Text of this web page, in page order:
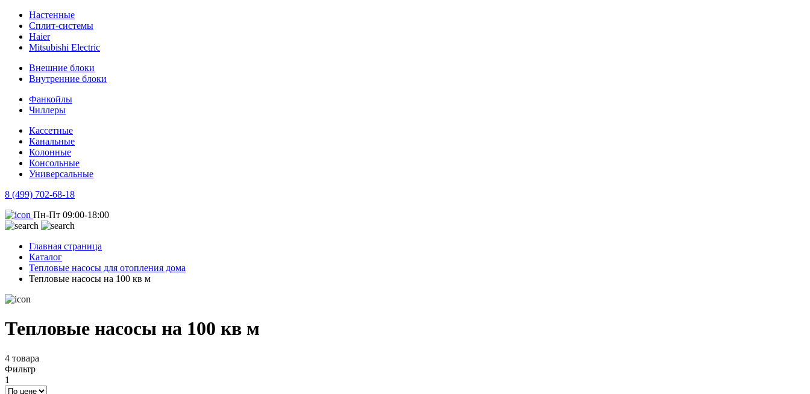
Настенные
Сплит-системы
Haier
Mitsubishi Electric
Внешние блоки
Внутренние блоки
Фанкойлы
Чиллеры
Кассетные
Канальные
Колонные
Консольные
Универсальные
8 (499) 702-68-18
Пн-Пт 09:00-18:00
Главная страница
Каталог
Тепловые насосы для отопления дома
Тепловые насосы на 100 кв м
Тепловые насосы на 100 кв м
4 товара
Фильтр
1